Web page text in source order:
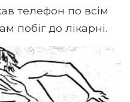
телефон по всім
побіг до лікарні.